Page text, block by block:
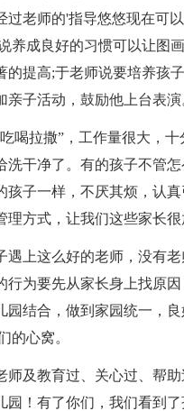
老师的'指导悠悠现在可
养成良好的习惯可以让图
提高;于老师说要培养孩
子活动，鼓励他上台表演
喝拉撒”，工作量很大，
干净了。有的孩子不管
子一样，不厌其烦，认
方式，让我们这些家长很
上这么好的老师，没有
为要先从家长身上找原
结合，做到家园统一，
的心窝。
及教育过、关心过、帮
！有了你们，我们看到了